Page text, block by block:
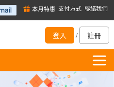
本月特惠 支付方式 聯絡我們
登入 / 註冊